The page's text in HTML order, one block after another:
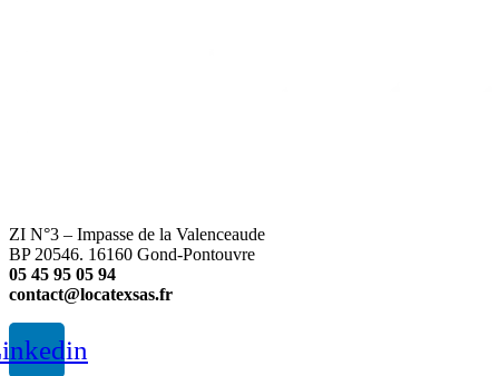
ZI N°3 – Impasse de la Valenceaude
BP 20546. 16160 Gond-Pontouvre
05 45 95 05 94
contact@locatexsas.fr